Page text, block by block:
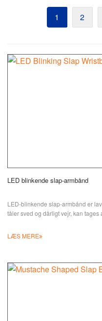
1 2
LED blinkende slap-armbånd
LED-blinkende slap-armbånd er
tåler sved og dårligt vejr, kan tages
LÆS MERE